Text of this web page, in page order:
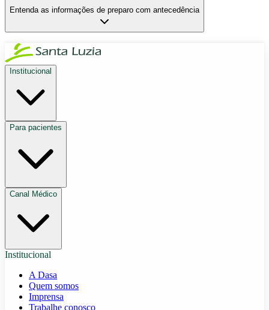
Entenda as informações de preparo com antecedência
Institucional
Para pacientes
Canal Médico
Institucional
A Dasa
Quem somos
Imprensa
Trabalhe conosco